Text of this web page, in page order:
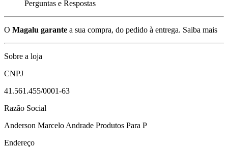
Perguntas e Respostas
O Magalu garante a sua compra, do pedido à entrega. Saiba mais
Sobre a loja
CNPJ
41.561.455/0001-63
Razão Social
Anderson Marcelo Andrade Produtos Para P
Endereço